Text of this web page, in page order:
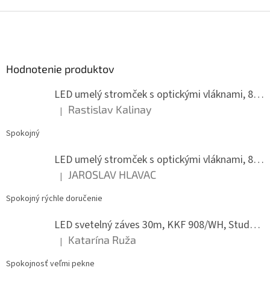
Hodnotenie produktov
LED umelý stromček s optickými vláknami, 80 cm
Hodnotenie produktu je 5 z 5 hviezdičiek.
| Rastislav Kalinay
Spokojný
LED umelý stromček s optickými vláknami, 80 cm
Hodnotenie produktu je 5 z 5 hviezdičiek.
| JAROSLAV HLAVAC
Spokojný rýchle doručenie
LED svetelný záves 30m, KKF 908/WH, Studená biela
Hodnotenie produktu je 5 z 5 hviezdičiek.
| Katarína Ruža
Spokojnosť veľmi pekne